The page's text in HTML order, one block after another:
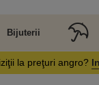
Bijuterii
la preţuri angro?